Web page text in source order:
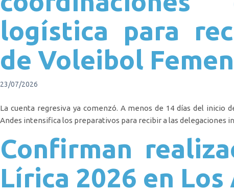
logística para
de Voleibol
23/07/2026
La cuenta regresiva ya comenzó. A menos de 14 días del inicio
Andes intensifica los preparativos para recibir a las delegaciones
Confirman
Lírica 2026 en Los